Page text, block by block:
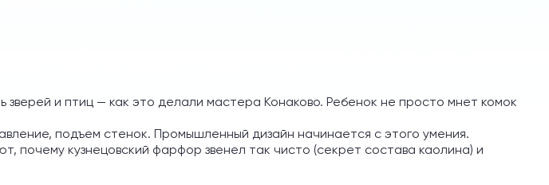
и птиц — как это делали мастера Конаково. Ребенок не просто мнет комок
подъем стенок. Промышленный дизайн начинается с этого умения.
почему кузнецовский фарфор звенел так чисто (секрет состава каолина) и